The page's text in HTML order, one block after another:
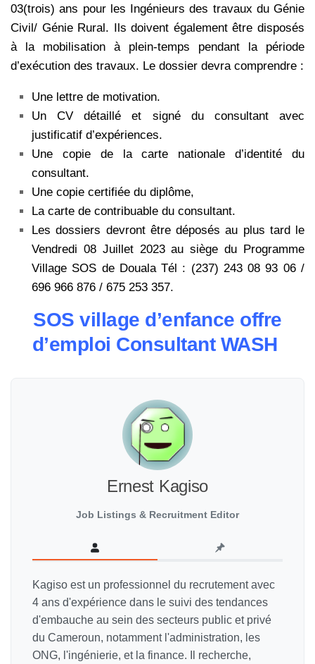
03(trois) ans pour les Ingénieurs des travaux du Génie
Civil/ Génie Rural. Ils doivent également être disposés
à la mobilisation à plein-temps pendant la période
d’exécution des travaux. Le dossier devra comprendre :
Une lettre de motivation.
Un CV détaillé et signé du consultant avec
justificatif d’expériences.
Une copie de la carte nationale d’identité du
consultant.
Une copie certifiée du diplôme,
La carte de contribuable du consultant.
Les dossiers devront être déposés au plus tard le
Vendredi 08 Juillet 2023 au siège du Programme
Village SOS de Douala Tél : (237) 243 08 93 06 /
696 966 876 / 675 253 357.
SOS village d’enfance offre
d’emploi Consultant WASH
Ernest Kagiso
Job Listings & Recruitment Editor
Kagiso est un professionnel du recrutement avec
4 ans d'expérience dans le suivi des tendances
d'embauche au sein des secteurs public et privé
du Cameroun, notamment l'administration, les
ONG, l'ingénierie, et la finance. Il recherche,